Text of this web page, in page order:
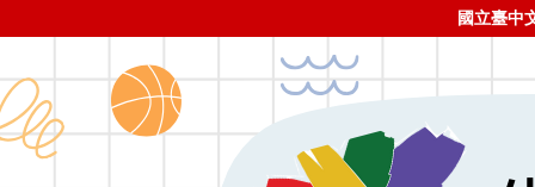
國立臺中